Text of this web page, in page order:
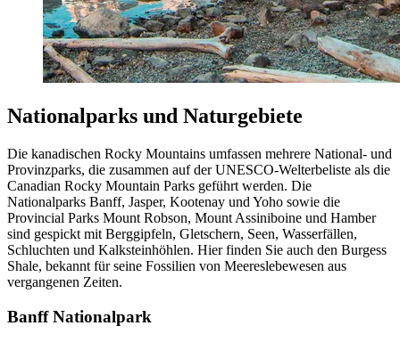
Nationalparks und Naturgebiete
Die kanadischen Rocky Mountains umfassen mehrere National- und
Provinzparks, die zusammen auf der UNESCO-Welterbeliste als die
Canadian Rocky Mountain Parks geführt werden. Die
Nationalparks Banff, Jasper, Kootenay und Yoho sowie die
Provincial Parks Mount Robson, Mount Assiniboine und Hamber
sind gespickt mit Berggipfeln, Gletschern, Seen, Wasserfällen,
Schluchten und Kalksteinhöhlen. Hier finden Sie auch den Burgess
Shale, bekannt für seine Fossilien von Meereslebewesen aus
vergangenen Zeiten.
Banff Nationalpark